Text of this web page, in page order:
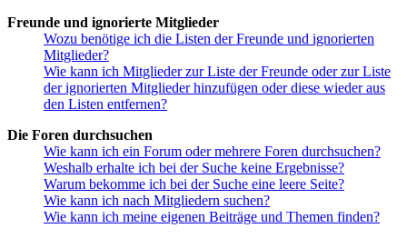
Freunde und ignorierte Mitglieder
Wozu benötige ich die Listen der Freunde und ignorierten
Mitglieder?
Wie kann ich Mitglieder zur Liste der Freunde oder zur Liste
der ignorierten Mitglieder hinzufügen oder diese wieder aus
den Listen entfernen?
Die Foren durchsuchen
Wie kann ich ein Forum oder mehrere Foren durchsuchen?
Weshalb erhalte ich bei der Suche keine Ergebnisse?
Warum bekomme ich bei der Suche eine leere Seite?
Wie kann ich nach Mitgliedern suchen?
Wie kann ich meine eigenen Beiträge und Themen finden?